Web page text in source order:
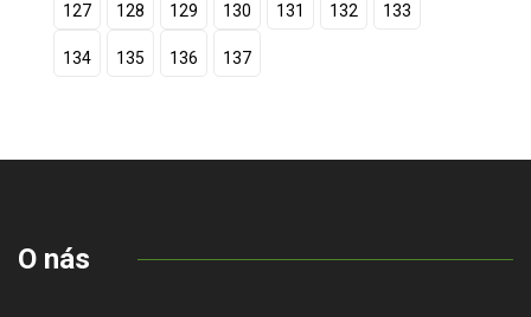
127 128 129 130 131 132 133
134 135 136 137
O nás